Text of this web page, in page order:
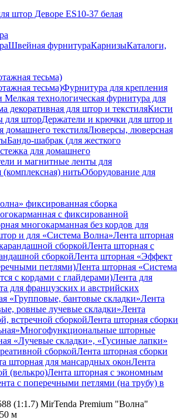
штор Деворе ES10-37 белая
Швейная фурнитураКарнизыКаталоги,
тесьма)
тесьма)Фурнитура для крепления
технологическая фурнитура для
декоративная для штор и текстиляКисти
для шторДержатели и крючки для штор и
домашнего текстиляЛюверсы, люверсная
Бандо-шабрак (для жесткого
для домашнего
и магнитные ленты для
нитьОборудование для
фиксированная сборка
с фиксированной
многокарманная без кордов для
и для «Система Волна»Лента шторная
сборкойЛента шторная с
сборкойЛента шторная «Эффект
петлями)Лента шторная «Система
с кордами с глайдерами)Лента для
для французских и австрийских
«Групповые, бантовые складки»Лента
ровные лучевые складки»Лента
встречной сборкойЛента шторная сборки
Многофункциональные шторные
«Лучевые складки», «Гусиные лапки»
сборкойЛента шторная сборки
шторная для мансардных оконЛента
(велькро)Лента шторная с экономным
с поперечными петлями (на трубу) в
(1:1.7) MirTenda Premium "Волна"
м